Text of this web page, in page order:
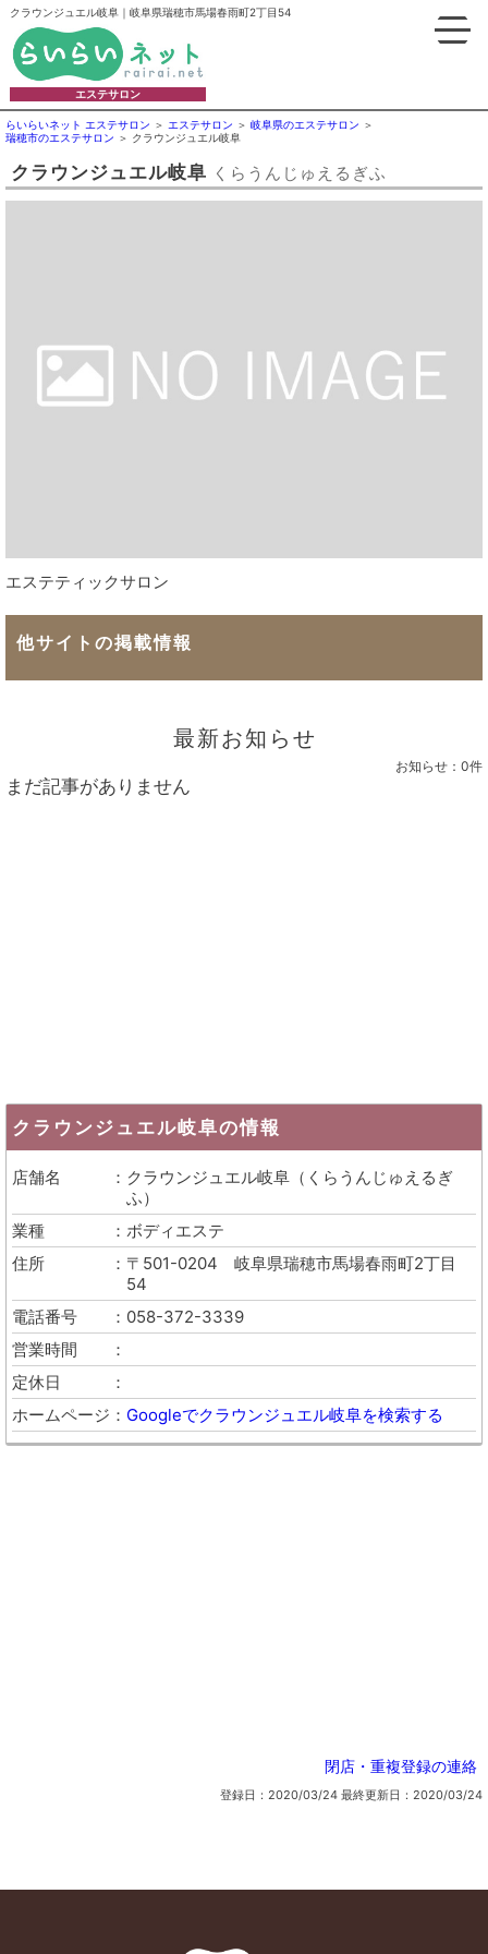
クラウンジュエル岐阜｜岐阜県瑞穂市馬場春雨町2丁目54
エステサロン
らいらいネット エステサロン エステサロン
岐阜県のエステサロン
瑞穂市のエステサロン
クラウンジュエル岐阜
クラウンジュエル岐阜 くらうんじゅえるぎふ
エステティックサロン
他サイトの掲載情報
最新お知らせ
お知らせ： 0件
まだ記事がありません
クラウンジュエル岐阜の情報
店舗名 クラウンジュエル岐阜 （ くらうんじゅえるぎ
ふ）
業種
ボディエステ
住所
〒501-0204 岐阜県瑞穂市馬場春雨町2丁目
54
電話番号
058-372-3339
営業時間
定休日
ホームページ
Googleでクラウンジュエル岐阜を検索する
閉店・重複登録の連絡
登録日：2020/03/24 最終更新日：2020/03/24